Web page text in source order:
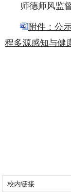
师德师风监
附件：公
程多源感知与健
校内链接